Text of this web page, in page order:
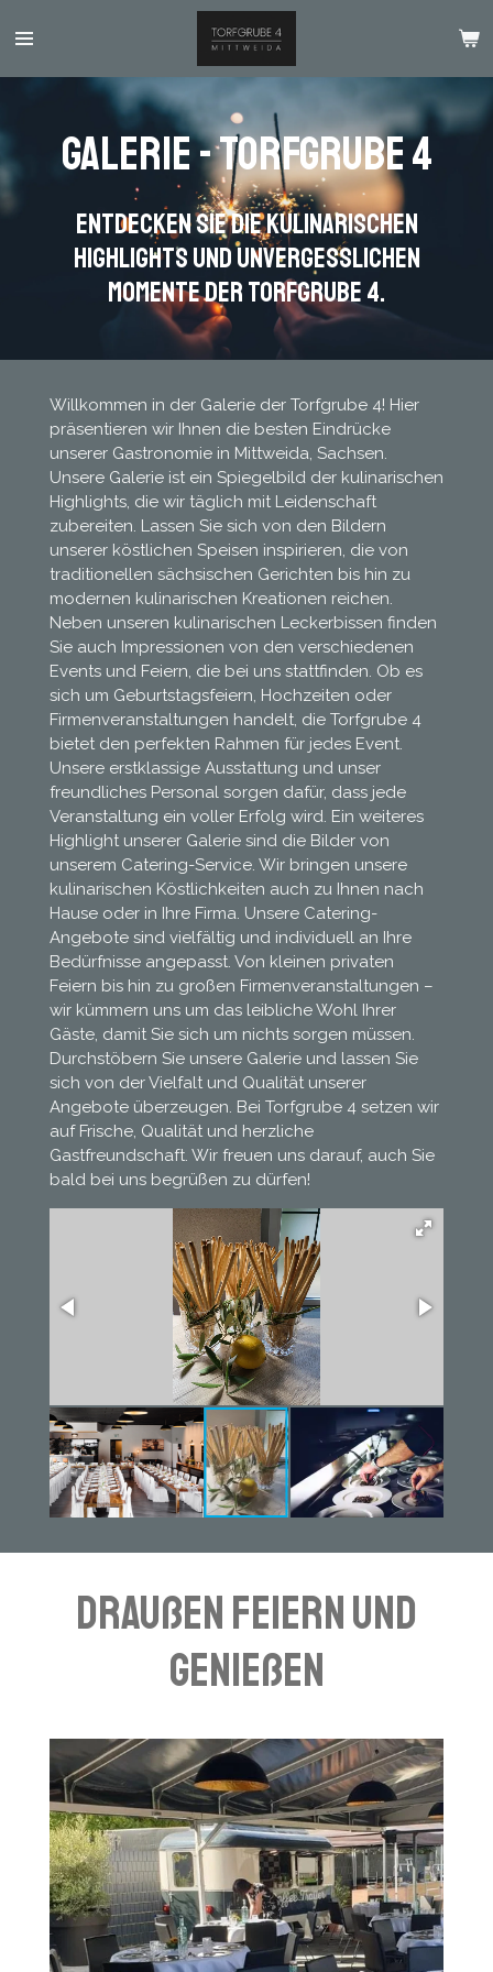
Hauptinhalt
Galerie - Torfgrube 4
Entdecken Sie die kulinarischen
Highlights und unvergesslichen
Momente der Torfgrube 4.
Willkommen in der Galerie der Torfgrube 4! Hier
präsentieren wir Ihnen die besten Eindrücke
unserer Gastronomie in Mittweida, Sachsen.
Unsere Galerie ist ein Spiegelbild der kulinarischen
Highlights, die wir täglich mit Leidenschaft
zubereiten. Lassen Sie sich von den Bildern
unserer köstlichen Speisen inspirieren, die von
traditionellen sächsischen Gerichten bis hin zu
modernen kulinarischen Kreationen reichen.
Neben unseren kulinarischen Leckerbissen finden
Sie auch Impressionen von den verschiedenen
Events und Feiern, die bei uns stattfinden. Ob es
sich um Geburtstagsfeiern, Hochzeiten oder
Firmenveranstaltungen handelt, die Torfgrube 4
bietet den perfekten Rahmen für jedes Event.
Unsere erstklassige Ausstattung und unser
freundliches Personal sorgen dafür, dass jede
Veranstaltung ein voller Erfolg wird. Ein weiteres
Highlight unserer Galerie sind die Bilder von
unserem Catering-Service. Wir bringen unsere
kulinarischen Köstlichkeiten auch zu Ihnen nach
Hause oder in Ihre Firma. Unsere Catering-
Angebote sind vielfältig und individuell an Ihre
Bedürfnisse angepasst. Von kleinen privaten
Feiern bis hin zu großen Firmenveranstaltungen –
wir kümmern uns um das leibliche Wohl Ihrer
Gäste, damit Sie sich um nichts sorgen müssen.
Durchstöbern Sie unsere Galerie und lassen Sie
sich von der Vielfalt und Qualität unserer
Angebote überzeugen. Bei Torfgrube 4 setzen wir
auf Frische, Qualität und herzliche
Gastfreundschaft. Wir freuen uns darauf, auch Sie
bald bei uns begrüßen zu dürfen!
Draußen feiern und
genießen